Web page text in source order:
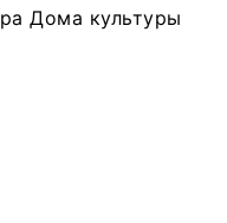
Дома культуры